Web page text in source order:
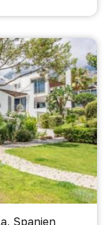
Spanien